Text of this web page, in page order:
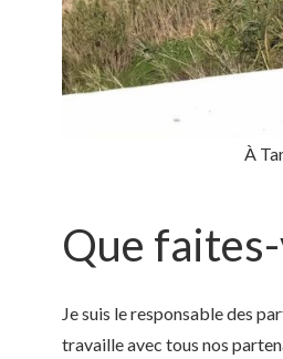
À
Que
Je suis le responsable des
travaille avec tous nos